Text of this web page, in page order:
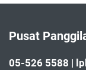
Pusat
05-526 5588 |